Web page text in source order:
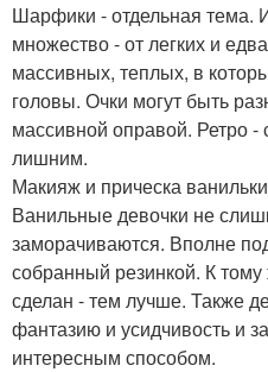
Шарфики - отдельная тема.
множество - от легких и
массивных, теплых, в
головы. Очки могут быть
массивной оправой. Ретро -
лишним.
Макияж и прическа
Ванильные девочки не
заморачиваются. Вполне
собранный резинкой. К
сделан - тем лучше. Также
фантазию и усидчивость и
интересным способом.